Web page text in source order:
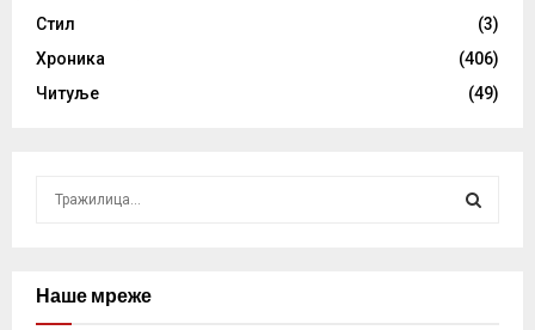
Стил
(3)
Хроника
(406)
Читуље
(49)
cНаше мреже